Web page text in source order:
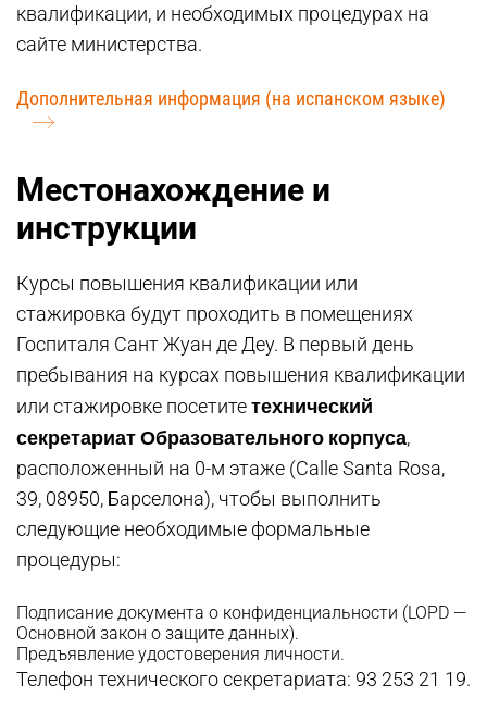
квалификации, и необходимых процедурах на
сайте министерства.
Дополнительная информация (на испанском языке)
Местонахождение и
инструкции
Курсы повышения квалификации или
стажировка будут проходить в помещениях
Госпиталя Сант Жуан де Деу. В первый день
пребывания на курсах повышения квалификации
или стажировке посетитетехнический
секретариат Образовательного корпуса,
расположенный на 0-м этаже (Calle Santa Rosa,
39, 08950, Барселона), чтобы выполнить
следующие необходимые формальные
процедуры:
Подписание документа о конфиденциальности (LOPD —
Основной закон о защите данных).
Предъявление удостоверения личности.
Телефон технического секретариата: 93 253 21 19.